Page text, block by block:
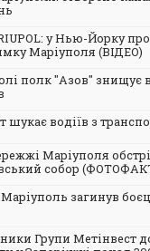
у Нью-Йорку
Маріуполя (ВІДЕО)
полк "Азов" знищує
шукає водіїв з
Маріуполя
собор
загинув
Групи Метінвест